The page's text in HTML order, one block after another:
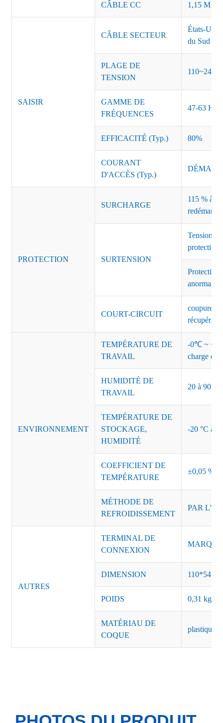
CÂBLE CC 1,15 M ou
SAISIR
CÂBLE SECTEUR
États-Unis
du Sud
PLAGE DE
TENSION
110~240
GAMME DE
FRÉQUENCES
47-63 Hz
EFFICACITÉ (Typ.) 80%
COURANT
D'ACCÈS (Typ.)
PROTECTION
SURCHARGE
115 % à
SURTENSION
Tension
protection
Protection
anormales
COURT-CIRCUIT
coupure
ENVIRONNEMENT
TEMPÉRATURE DE
TRAVAIL
-0℃ ~
charge de
HUMIDITÉ DE
TRAVAIL
20 à 90 %
TEMPÉRATURE DE
STOCKAGE,
HUMIDITÉ
-20 °C à
COEFFICIENT DE
TEMPÉRATURE
±0,05 %/
MÉTHODE DE
REFROIDISSEMENT
PAR
AUTRES
TERMINAL DE
CONNEXION
DIMENSION
POIDS 0,31 kg/
MATÉRIAU DE
COQUE
plastique